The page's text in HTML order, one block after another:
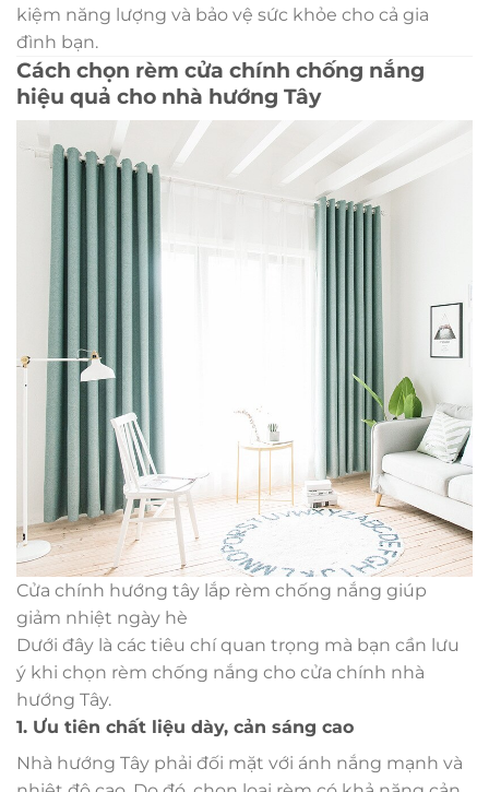
kiệm năng lượng và bảo vệ sức khỏe cho cả gia
đình bạn.
Cách chọn rèm cửa chính chống nắng
hiệu quả cho nhà hướng Tây
Cửa chính hướng tây lắp rèm chống nắng giúp
giảm nhiệt ngày hè
Dưới đây là các tiêu chí quan trọng mà bạn cần lưu
ý khi chọn rèm chống nắng cho cửa chính nhà
hướng Tây.
1. Ưu tiên chất liệu dày, cản sáng cao
Nhà hướng Tây phải đối mặt với ánh nắng mạnh và